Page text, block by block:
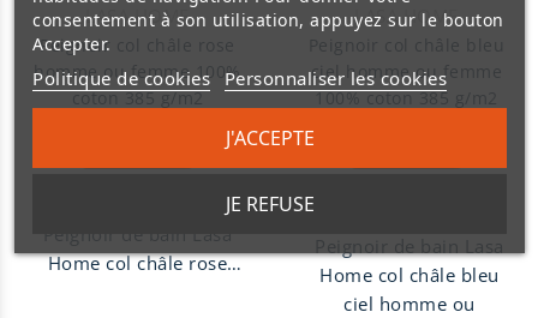
LASA HOME
Peignoir col châle rose
homme ou femme 100%
coton 385 g/m2
Peignoir de bain Lasa
Home col châle rose
LASA HOME
Peignoir col châle bleu
ciel homme ou femme
100% coton 385 g/m2
Peignoir de bain Lasa
Home col châle bleu
ciel homme ou
consentement à son utilisation, appuyez sur le bouton
Accepter.
Politique de cookies Personnaliser les cookies
JE REFUSE
J'ACCEPTE